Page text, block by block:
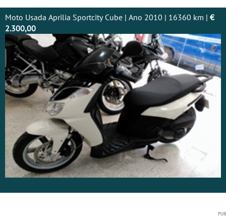
Moto Usada Aprilia Sportcity Cube | Ano 2010 | 16360 km | €
2.300,00